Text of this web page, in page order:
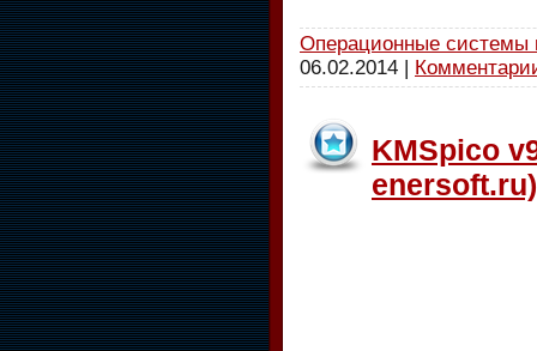
Операционные системы
06.02.2014
KMSpico
enersoft.ru)